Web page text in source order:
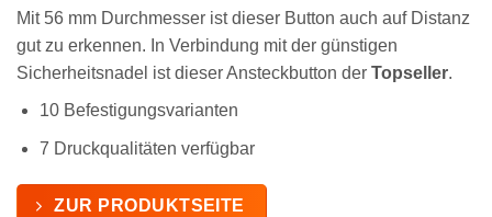
Mit 56 mm Durchmesser ist dieser Button auch auf Distanz
gut zu erkennen. In Verbindung mit der günstigen
Sicherheitsnadel ist dieser Ansteckbutton der Topseller.
10 Befestigungsvarianten
7 Druckqualitäten verfügbar
ZUR PRODUKTSEITE